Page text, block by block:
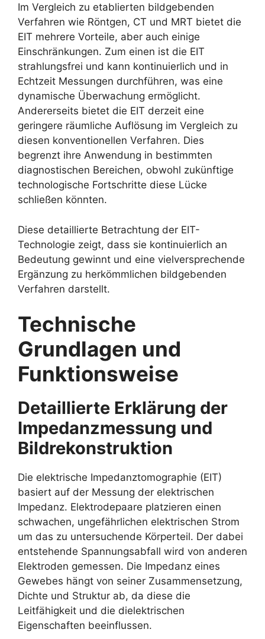
Im Vergleich zu etablierten bildgebenden
Verfahren wie Röntgen, CT und MRT bietet die
EIT mehrere Vorteile, aber auch einige
Einschränkungen. Zum einen ist die EIT
strahlungsfrei und kann kontinuierlich und in
Echtzeit Messungen durchführen, was eine
dynamische Überwachung ermöglicht.
Andererseits bietet die EIT derzeit eine
geringere räumliche Auflösung im Vergleich zu
diesen konventionellen Verfahren. Dies
begrenzt ihre Anwendung in bestimmten
diagnostischen Bereichen, obwohl zukünftige
technologische Fortschritte diese Lücke
schließen könnten.
Diese detaillierte Betrachtung der EIT-
Technologie zeigt, dass sie kontinuierlich an
Bedeutung gewinnt und eine vielversprechende
Ergänzung zu herkömmlichen bildgebenden
Verfahren darstellt.
Technische
Grundlagen und
Funktionsweise
Detaillierte Erklärung der
Impedanzmessung und
Bildrekonstruktion
Die elektrische Impedanztomographie (EIT)
basiert auf der Messung der elektrischen
Impedanz. Elektrodepaare platzieren einen
schwachen, ungefährlichen elektrischen Strom
um das zu untersuchende Körperteil. Der dabei
entstehende Spannungsabfall wird von anderen
Elektroden gemessen. Die Impedanz eines
Gewebes hängt von seiner Zusammensetzung,
Dichte und Struktur ab, da diese die
Leitfähigkeit und die dielektrischen
Eigenschaften beeinflussen.